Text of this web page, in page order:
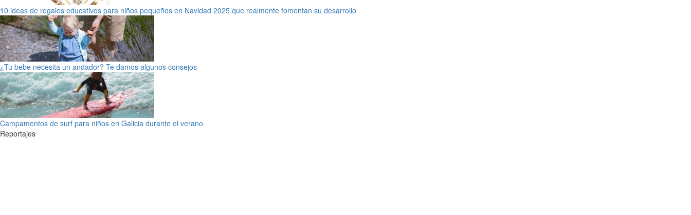
10 ideas de regalos educativos para niños pequeños en Navidad 2025 que realmente fomentan su desarrollo
¿Tu bebe necesita un andador? Te damos algunos consejos
Campamentos de surf para niños en Galicia durante el verano
Reportajes